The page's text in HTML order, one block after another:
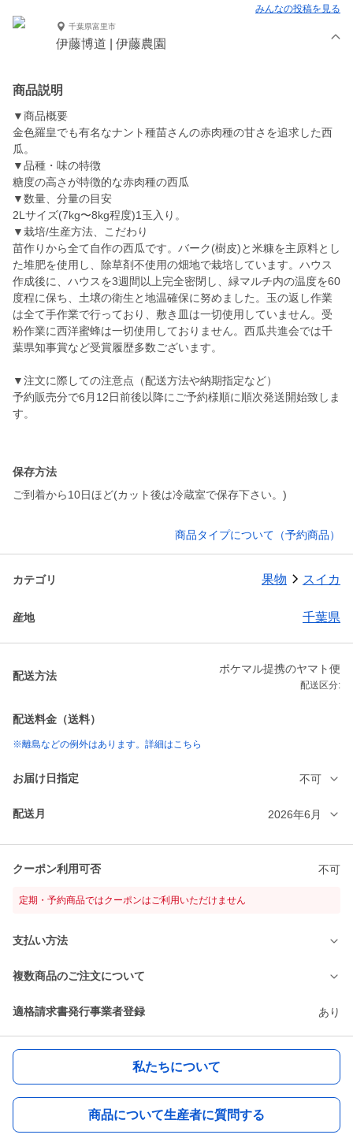
みんなの投稿を見る
千葉県富里市
伊藤博道 | 伊藤農園
商品説明
▼商品概要
金色羅皇でも有名なナント種苗さんの赤肉種の甘さを追求した西
瓜。
▼品種・味の特徴
糖度の高さが特徴的な赤肉種の西瓜
▼数量、分量の目安
2Lサイズ(7kg〜8kg程度)1玉入り。
▼栽培/生産方法、こだわり
苗作りから全て自作の西瓜です。バーク(樹皮)と米糠を主原料とし
た堆肥を使用し、除草剤不使用の畑地で栽培しています。ハウス
作成後に、ハウスを3週間以上完全密閉し、緑マルチ内の温度を60
度程に保ち、土壌の衛生と地温確保に努めました。玉の返し作業
は全て手作業で行っており、敷き皿は一切使用していません。受
粉作業に西洋蜜蜂は一切使用しておりません。西瓜共進会では千
葉県知事賞など受賞履歴多数ございます。
▼注文に際しての注意点（配送方法や納期指定など）
予約販売分で6月12日前後以降にご予約様順に順次発送開始致しま
す。
保存方法
ご到着から10日ほど(カット後は冷蔵室で保存下さい。)
商品タイプについて（予約商品）
カテゴリ 果物 スイカ
産地 千葉県
配送方法
ポケマル提携のヤマト便
配送区分:
配送料金（送料）
※離島などの例外はあります。詳細はこちら
お届け日指定 不可
配送月 2026年6月
クーポン利用可否 不可
定期・予約商品ではクーポンはご利用いただけません
支払い方法
複数商品のご注文について
適格請求書発行事業者登録 あり
私たちについて
商品について生産者に質問する